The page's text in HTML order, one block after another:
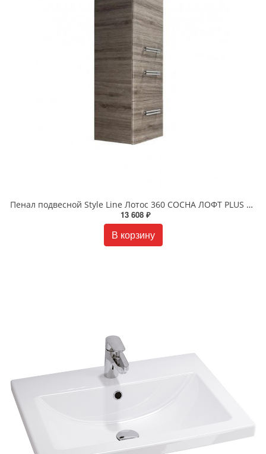
Пенал подвесной Style Line Лотос 360 CОСНА ЛОФТ PLUS ЛС-00002302
13 608 ₽
В корзину